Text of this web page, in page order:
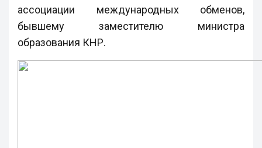
ассоциации международных обменов,
бывшему заместителю министра
образования КНР.